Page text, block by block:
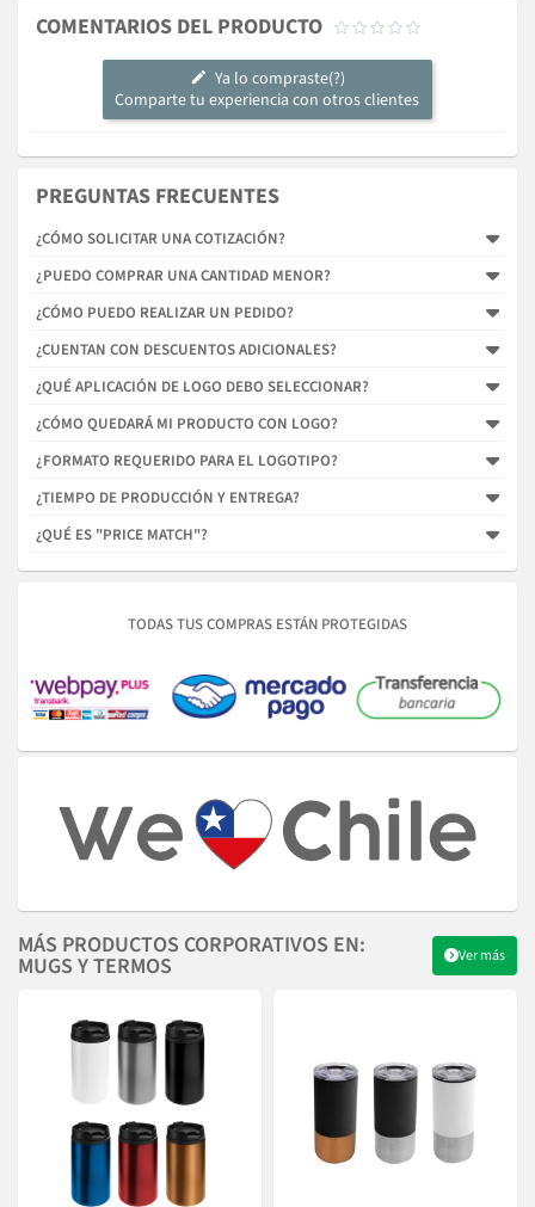
COMENTARIOS DEL PRODUCTO     
Ya lo compraste(?)
Comparte tu experiencia con otros clientes
PREGUNTAS FRECUENTES
¿CÓMO SOLICITAR UNA COTIZACIÓN?
¿PUEDO COMPRAR UNA CANTIDAD MENOR?
¿CÓMO PUEDO REALIZAR UN PEDIDO?
¿CUENTAN CON DESCUENTOS ADICIONALES?
¿QUÉ APLICACIÓN DE LOGO DEBO SELECCIONAR?
¿CÓMO QUEDARÁ MI PRODUCTO CON LOGO?
¿FORMATO REQUERIDO PARA EL LOGOTIPO?
¿TIEMPO DE PRODUCCIÓN Y ENTREGA?
¿QUÉ ES "PRICE MATCH"?
TODAS TUS COMPRAS ESTÁN PROTEGIDAS
MÁS PRODUCTOS CORPORATIVOS EN:
MUGS Y TERMOS Ver más